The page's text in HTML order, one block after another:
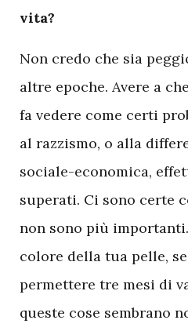
vita?
Non credo che sia
altre epoche. Avere a
fa vedere come certi
al razzismo, o alla
sociale-economica,
superati. Ci sono certe
non sono più
colore della tua pelle,
permettere tre mesi di
queste cose sembrano